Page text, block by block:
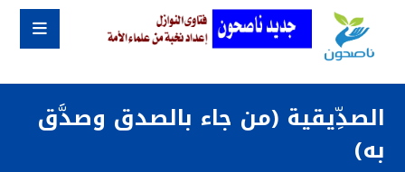
الصدِّيقية (من جاء بالصدق وصدَّق
به)